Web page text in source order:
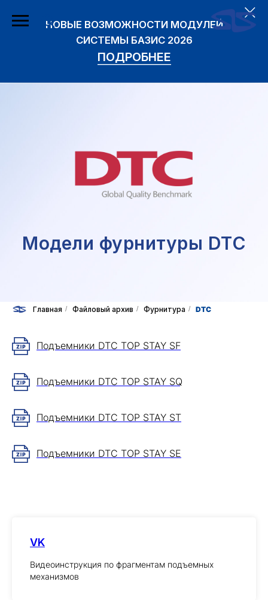
СИСТЕМЫ БАЗИС 2026
ПОДРОБНЕЕ
Модели фурнитуры DTC
Главная / Файловый архив / Фурнитура / DTC
Подъемники DTC TOP STAY SF
Подъемники DTC TOP STAY SQ
Подъемники DTC TOP STAY ST
Подъемники DTC TOP STAY SE
VK
Видеоинструкция по фрагментам подъемных
механизмов